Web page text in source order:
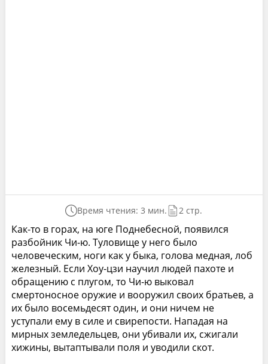
Время чтения: 3 мин. 2 стр.
Как-то в горах, на юге Поднебесной, появился
разбойник Чи-ю. Туловище у него было
человеческим, ноги как у быка, голова медная, лоб
железный. Если Хоу-цзи научил людей пахоте и
обращению с плугом, то Чи-ю выковал
смертоносное оружие и вооружил своих братьев, а
их было восемьдесят один, и они ничем не
уступали ему в силе и свирепости. Нападая на
мирных земледельцев, они убивали их, сжигали
хижины, вытаптывали поля и уводили скот.